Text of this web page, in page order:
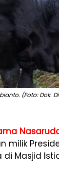
(Foto: Dok.
milik
Masjid